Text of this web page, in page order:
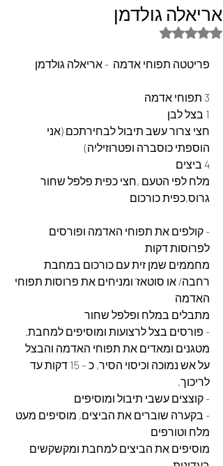
אריאלה גולדמן
דירוג של NaN מתוך 5 כוכבים
פריטטה תפוחי אדמה  - אריאלה גולדמן
3 תפוחי אדמה
1 בצל לבן
חצי צרור עשב תיבול לבחירתכם (אני
הוספתי כוסברה ופטרוזיליה)
4 ביצים
מלח לפי הטעם ,חצי כפית פלפל שחור
גרוס,כפית כורכום
- קולפים את תפוחי האדמה ופורסים
לפרוסות דקות
מחממים שמן זית עם כורכום במחבת
רחבה/ או סוטאז’ ומניחים את פרוסות תפוחי
האדמה
מתבלים במלח ופלפל שחור
- פורסים בצל לרצועות ומוסיפים למחבת.
מטגנים ומאדים את תפוחי האדמה והבצל
על אש נמוכה וכיסוי הסיר, כ – 15 דקות עד
לריכוך.
- קוצצים עשבי תיבול ומוסיפים
- בקערה שוברים את הביצים, מוסיפים מעט
מלח וטורפים
מוסיפים את הביצים למחבת ומקשקשים